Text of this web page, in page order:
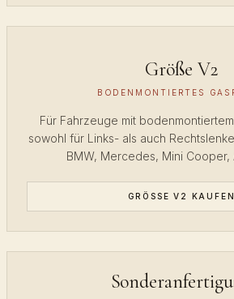
Größe V2
BODENMONTIERTES
Für Fahrzeuge mit
sowohl für Links- als auch
BMW, Mercedes, Mini Cooper,
GRÖSSE V2 KAUFEN